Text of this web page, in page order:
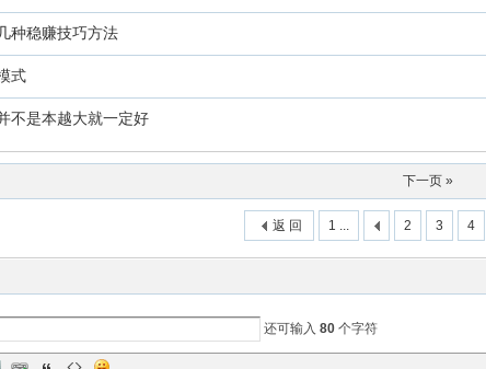
种稳赚技巧方法
式
不是本越大就一定好
下一页 »
1 ... 2 3 4
返 回
还可输入 80 个字符